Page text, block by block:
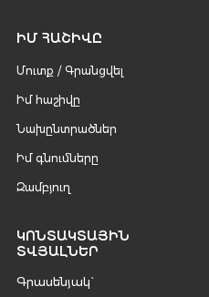
ԻՄ ՀԱՇԻՎԸ
Մուտք / Գրանցվել
Իմ հաշիվը
Նախընտրածներ
Իմ գնումները
Զամբյուղ
ԿՈՆՏԱԿՏԱՅԻՆ
ՏՎՅԱԼՆԵՐ
Գրասենյակ`